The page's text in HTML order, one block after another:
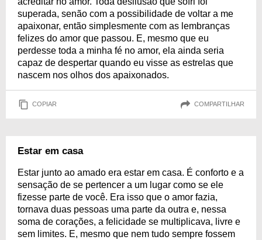
superada, senão com a possibilidade de voltar a me
apaixonar, então simplesmente com as lembranças
felizes do amor que passou. E, mesmo que eu
perdesse toda a minha fé no amor, ela ainda seria
capaz de despertar quando eu visse as estrelas que
nascem nos olhos dos apaixonados.
COPIAR COMPARTILHAR
Estar em casa
Estar junto ao amado era estar em casa. É conforto e a
sensação de se pertencer a um lugar como se ele
fizesse parte de você. Era isso que o amor fazia,
tornava duas pessoas uma parte da outra e, nessa
soma de corações, a felicidade se multiplicava, livre e
sem limites. E, mesmo que nem tudo sempre fossem